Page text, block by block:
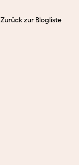
Zurück zur Blogliste